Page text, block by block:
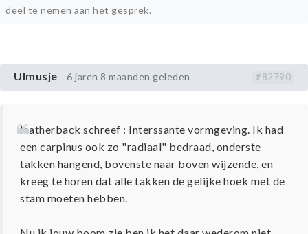
deel te nemen aan het gesprek.
Ulmusje 6 jaren 8 maanden geleden #82790
leatherback schreef : Interssante vormgeving. Ik had
een carpinus ook zo "radiaal" bedraad, onderste
takken hangend, bovenste naar boven wijzende, en
kreeg te horen dat alle takken de gelijke hoek met de
stam moeten hebben.